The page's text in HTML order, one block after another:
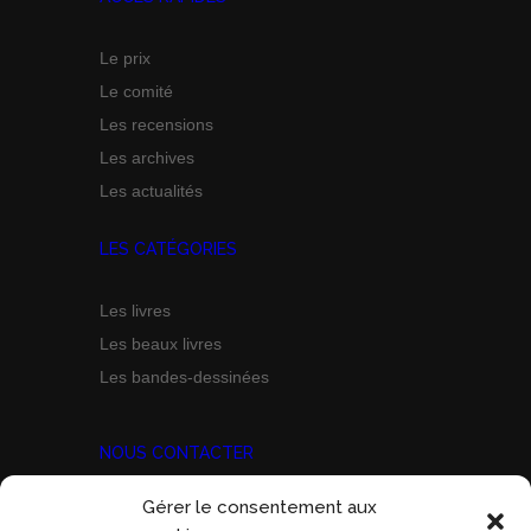
Gérer le consentement aux
Le prix
Le comité
Les recensions
Les archives
Les actualités
LES CATÉGORIES
Les livres
Les beaux livres
Les bandes-dessinées
NOUS CONTACTER